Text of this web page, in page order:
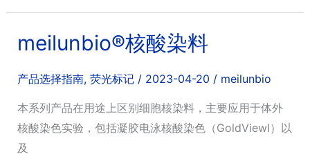
子
荧
探
meilunbio®核酸染料
产品选择指南, 荧光标记/ 2023-04-20 / meilunbio
本系列产品在用途上区别细胞核染料，主要应用于体外
核酸染色实验，包括凝胶电泳核酸染色（GoldViewI）以
及